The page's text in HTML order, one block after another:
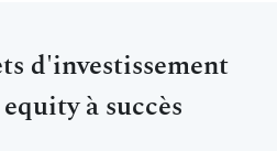
d'investissement
à succès